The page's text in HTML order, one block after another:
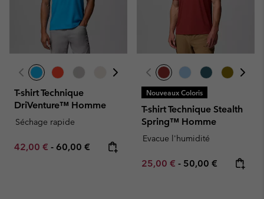
T-shirt Technique
DriVenture™ Homme
Séchage rapide
Minimum sale price:
42,00 € - Maximum price:
60,00 €
Nouveaux Coloris
T-shirt Technique Stealth
Spring™ Homme
Evacue l'humidité
Minimum sale price:
25,00 € - Maximum price:
50,00 €